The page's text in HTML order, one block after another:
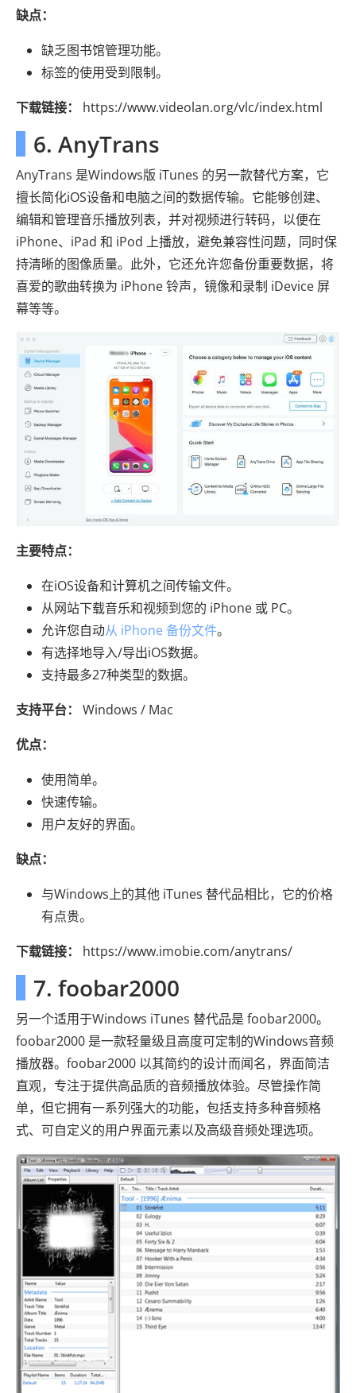
缺点：
缺乏图书馆管理功能。
标签的使用受到限制。
下载链接：
https://www.videolan.org/vlc/index.html
6. AnyTrans
AnyTrans 是Windows版 iTunes 的另一款替代方案，它
擅长简化iOS设备和电脑之间的数据传输。它能够创建、
编辑和管理音乐播放列表，并对视频进行转码，以便在
iPhone、iPad 和 iPod 上播放，避免兼容性问题，同时保
持清晰的图像质量。此外，它还允许您备份重要数据，将
喜爱的歌曲转换为 iPhone 铃声，镜像和录制 iDevice 屏
幕等等。
主要特点：
在iOS设备和计算机之间传输文件。
从网站下载音乐和视频到您的 iPhone 或 PC。
允许您自动从 iPhone 备份文件。
有选择地导入/导出iOS数据。
支持最多27种类型的数据。
支持平台：
Windows / Mac
优点：
使用简单。
快速传输。
用户友好的界面。
缺点：
与Windows上的其他 iTunes 替代品相比，它的价格
有点贵。
下载链接：
https://www.imobie.com/anytrans/
7. foobar2000
另一个适用于Windows iTunes 替代品是 foobar2000。
foobar2000 是一款轻量级且高度可定制的Windows音频
播放器。foobar2000 以其简约的设计而闻名，界面简洁
直观，专注于提供高品质的音频播放体验。尽管操作简
单，但它拥有一系列强大的功能，包括支持多种音频格
式、可自定义的用户界面元素以及高级音频处理选项。